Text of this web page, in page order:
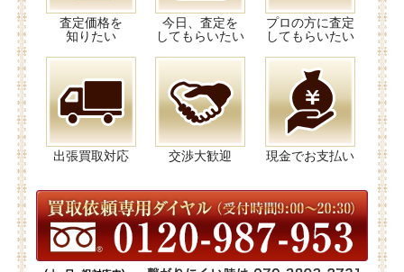
査定価格を
知りたい
今日、査定を
してもらいたい
プロの方に査定
してもらいたい
出張買取対応 交渉大歓迎 現金でお支払い